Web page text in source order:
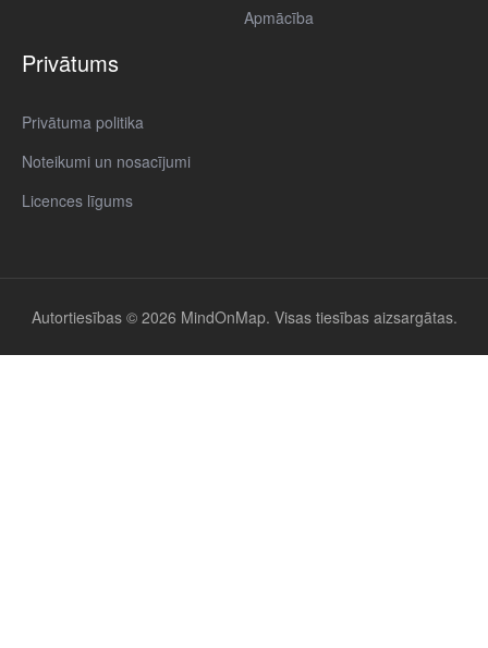
Apmācība
Privātums
Privātuma politika
Noteikumi un nosacījumi
Licences līgums
Autortiesības © 2026 MindOnMap. Visas tiesības aizsargātas.